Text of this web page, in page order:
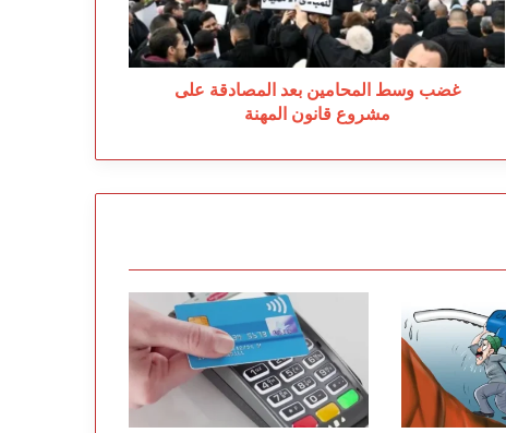
مشروع
قانون
المهنة
غضب وسط المحامين بعد المصادقة على
مشروع قانون المهنة